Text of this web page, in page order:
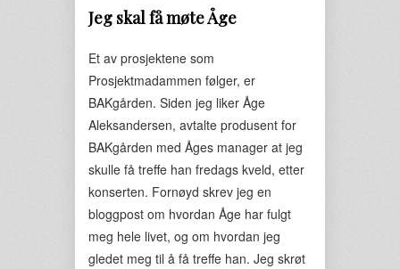
Jeg skal få møte Åge
Et av prosjektene som
Prosjektmadammen følger, er
BAKgården. Siden jeg liker Åge
Aleksandersen, avtalte produsent for
BAKgården med Åges manager at jeg
skulle få treffe han fredags kveld, etter
konserten. Fornøyd skrev jeg en
bloggpost om hvordan Åge har fulgt
meg hele livet, og om hvordan jeg
gledet meg til å få treffe han. Jeg skrøt